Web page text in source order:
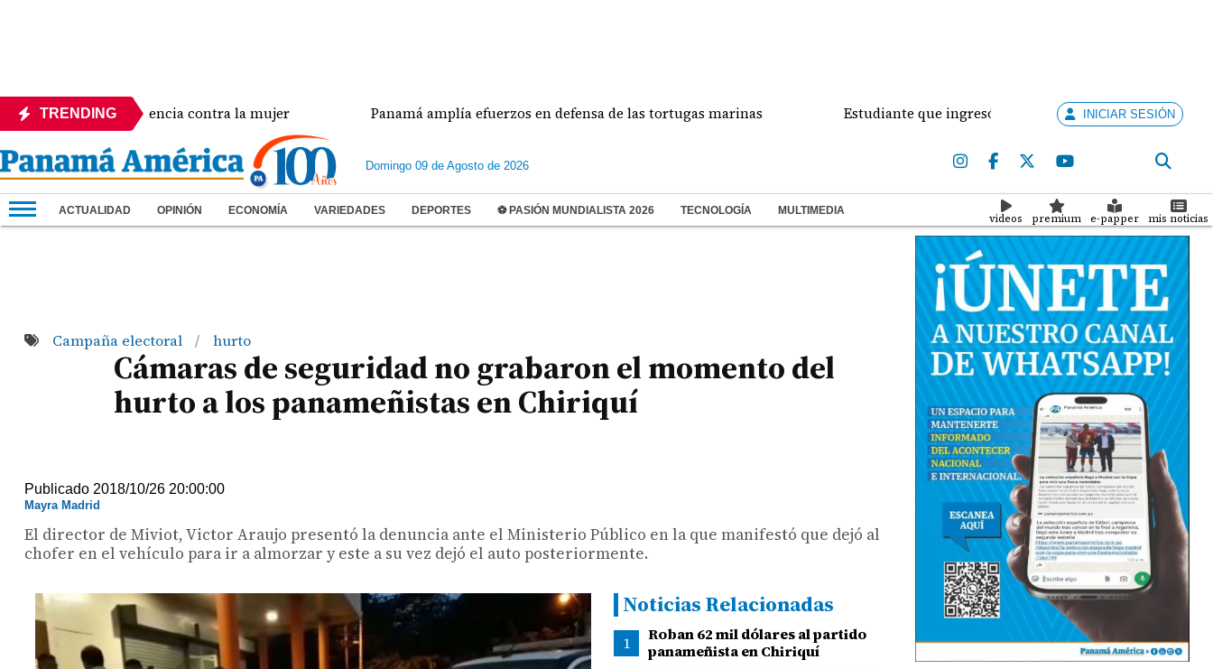
TRENDING
crisis de violencia contra la mujer Panamá amplía efuerzos en defensa de las tortugas marinas Estudiante que ingresó con un arma de fuego al 'Dolores
INICIAR SESIÓN
Domingo 09 de Agosto de 2026
ACTUALIDAD OPINIÓN ECONOMÍA VARIEDADES DEPORTES ⚽ PASIÓN MUNDIALISTA 2026 TECNOLOGÍA MULTIMEDIA
videos premium e-papper mis noticias
Campaña electoral / hurto
Cámaras de seguridad no grabaron el momento del
hurto a los panameñistas en Chiriquí
Publicado 2018/10/26 20:00:00
Mayra Madrid
El director de Miviot, Victor Araujo presentó la denuncia ante el Ministerio Público en la que manifestó que dejó al
chofer en el vehículo para ir a almorzar y este a su vez dejó el auto posteriormente.
Noticias Relacionadas
1
Roban 62 mil dólares al partido
panameñista en Chiriquí